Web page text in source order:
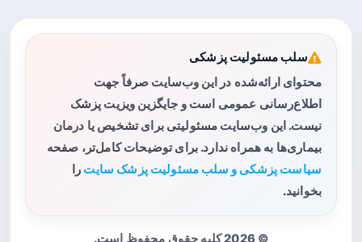
سلب مسئولیت پزشکی
محتوای ارائه‌شده در این وب‌سایت صرفاً جهت
اطلاع‌رسانی عمومی است و جایگزین ویزیت پزشک
نیست. این وب‌سایت مسئولیتی برای تشخیص یا درمان
بیماری‌ها به همراه ندارد. برای توضیحات کامل‌تر، صفحه
سیاست پزشکی و سلب مسئولیت پزشک سایت را
بخوانید.
© 2026 کلیه حقوق محفوظ است.